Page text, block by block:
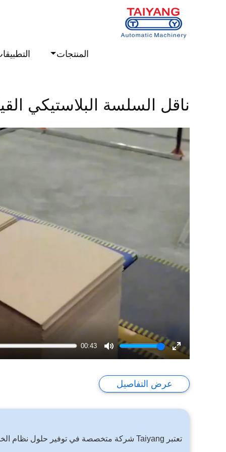
المنتجاتمكتبة الفيديو ناقل السلسة
ناقل السلسة البلاستيكي
00:43
Mute
Enter
عرض التفاصيل
تعتبر Taiyang شركة متخصصة في توفير حلول نظام الخدمات اللوجستية الداخلية لإنتاج الورق المموج. نحن دائما بجانبكم.